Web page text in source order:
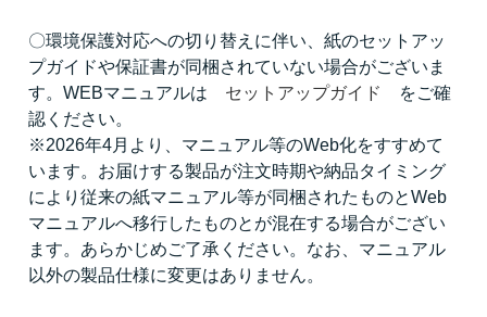
〇環境保護対応への切り替えに伴い、紙のセットアッ
プガイドや保証書が同梱されていない場合がございま
す。WEBマニュアルは セットアップガイド
をご確
認ください。
※2026年4月より、マニュアル等のWeb化をすすめて
います。お届けする製品が注文時期や納品タイミング
により従来の紙マニュアル等が同梱されたものとWeb
マニュアルへ移行したものとが混在する場合がござい
ます。あらかじめご了承ください。なお、マニュアル
以外の製品仕様に変更はありません。